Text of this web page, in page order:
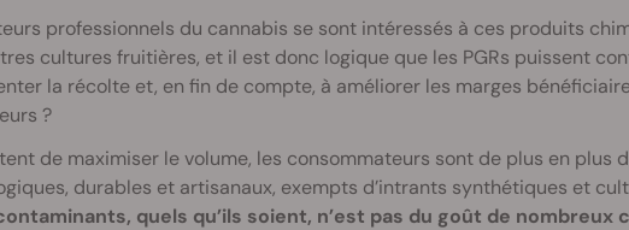
professionnels du cannabis se sont intéressés à ces produits
cultures fruitières, et il est donc logique que les PGRs puissent
la récolte et, en fin de compte, à améliorer les marges
?
de maximiser le volume, les consommateurs sont de plus en plus
durables et artisanaux, exempts d’intrants synthétiques et
quels qu’ils soient, n’est pas du goût de nombreux